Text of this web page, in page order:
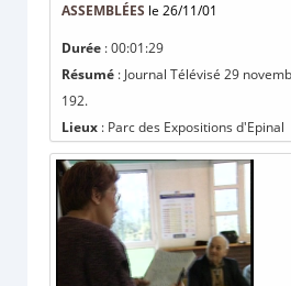
ASSEMBLÉES le 26/11/01
Durée : 00:01:29
Résumé : Journal Télévisé 29
192.
Lieux : Parc des Expositions d'Epinal